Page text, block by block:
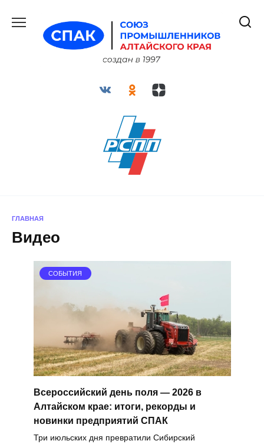
содержанию
ГЛАВНАЯ
Видео
СОБЫТИЯ
Всероссийский день поля — 2026 в
Алтайском крае: итоги, рекорды и
новинки предприятий СПАК
Три июльских дня превратили Сибирский